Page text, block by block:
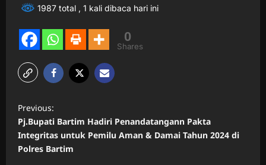
1987 total , 1 kali dibaca hari ini
0
Shares
o
s
t
Previous:
Pj.Bupati Bartim Hadiri Penandatangann Pakta
Integritas untuk Pemilu Aman & Damai Tahun 2024 di
Polres Bartim